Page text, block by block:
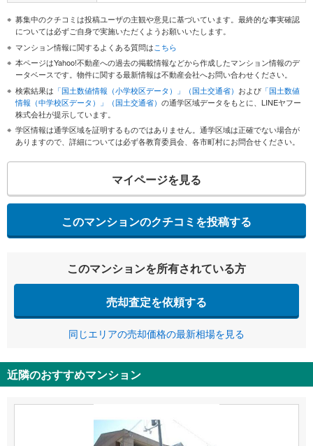
募集中のクチコミは投稿ユーザの主観や意見に基づいています。最終的な事実確認
については必ずご自身で実施いただくようお願いいたします。
マンション情報に関するよくある質問はこちら
本ページはYahoo!不動産への過去の掲載情報などから作成したマンション情報のデ
ータベースです。物件に関する最新情報は不動産会社へお問い合わせください。
検索結果は 「国土数値情報（小学校区データ）」（国土交通省） および 「国土数値
情報（中学校区データ）」（国土交通省） の通学区域データをもとに、LINEヤフー
株式会社が提示しています。
学区情報は通学区域を証明するものではありません。通学区域は正確でない場合が
ありますので、詳細については必ず各教育委員会、各市町村にお問合せください。
マイページを見る
このマンションのクチコミを投稿する
このマンションを所有されている方
売却査定を依頼する
同じエリアの売却価格の最新相場を見る
近隣のおすすめマンション